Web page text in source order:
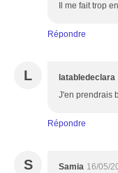
Il me fait trop
Répondre
L latabledeclara
J'en prendrais
Répondre
S Samia 16/05/